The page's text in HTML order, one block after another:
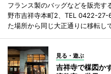
フランス製のバッグなどを販売す
野市吉祥寺本町2、TEL 0422-27-
た場所から同じ大正通りに移転し
見る・遊ぶ
吉祥寺で楳図か